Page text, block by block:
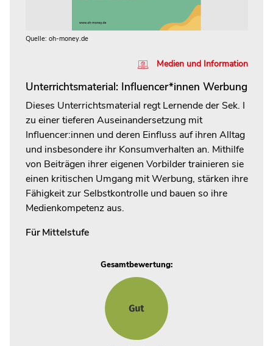
Quelle: oh-money.de
Medien und Information
Unterrichtsmaterial: Influencer*innen Werbung
Dieses Unterrichtsmaterial regt Lernende der Sek. I
zu einer tieferen Auseinandersetzung mit
Influencer:innen und deren Einfluss auf ihren Alltag
und insbesondere ihr Konsumverhalten an. Mithilfe
von Beiträgen ihrer eigenen Vorbilder trainieren sie
einen kritischen Umgang mit Werbung, stärken ihre
Fähigkeit zur Selbstkontrolle und bauen so ihre
Medienkompetenz aus.
Für Mittelstufe
Gesamtbewertung: